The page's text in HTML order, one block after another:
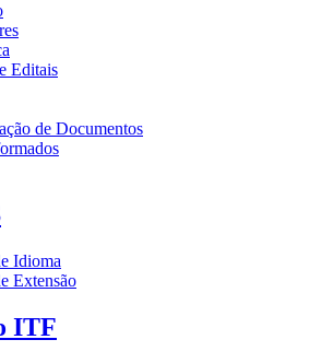
Editais
de Documentos
Idioma
Extensão
ITF